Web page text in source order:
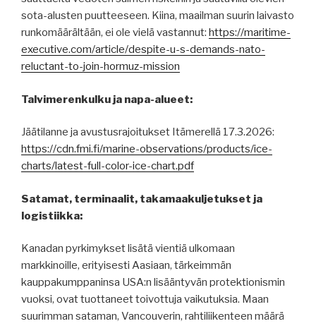
sota-alusten puutteeseen. Kiina, maailman suurin laivasto
runkomäärältään, ei ole vielä vastannut: https://maritime-
executive.com/article/despite-u-s-demands-nato-
reluctant-to-join-hormuz-mission
Talvimerenkulku ja napa-alueet:
Jäätilanne ja avustusrajoitukset Itämerellä 17.3.2026:
https://cdn.fmi.fi/marine-observations/products/ice-
charts/latest-full-color-ice-chart.pdf
Satamat, terminaalit, takamaakuljetukset ja
logistiikka:
Kanadan pyrkimykset lisätä vientiä ulkomaan
markkinoille, erityisesti Aasiaan, tärkeimmän
kauppakumppaninsa USA:n lisääntyvän protektionismin
vuoksi, ovat tuottaneet toivottuja vaikutuksia. Maan
suurimman sataman, Vancouverin, rahtiliikenteen määrä